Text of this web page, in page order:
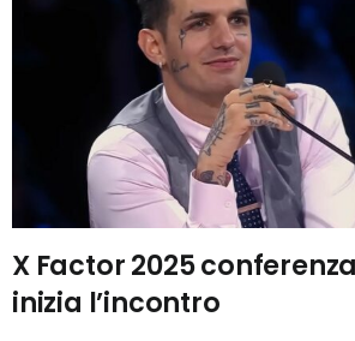
X Factor 2025
inizia l’incontro